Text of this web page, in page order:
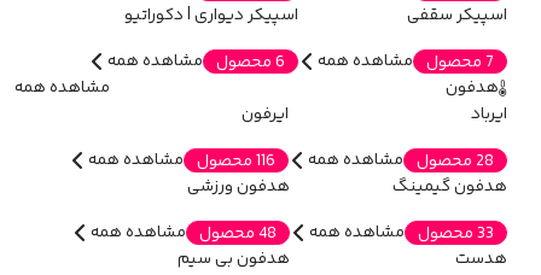
اسپیکر سقفی
7 محصول
مشاهده همه
اسپیکر دیواری | دکوراتیو
6 محصول
مشاهده همه
هدفون
مشاهده همه
ایرباد
28 محصول
مشاهده همه
ایرفون
116 محصول
مشاهده همه
هدفون گیمینگ
33 محصول
مشاهده همه
هدفون ورزشی
48 محصول
مشاهده همه
هدست
هدفون بی سیم